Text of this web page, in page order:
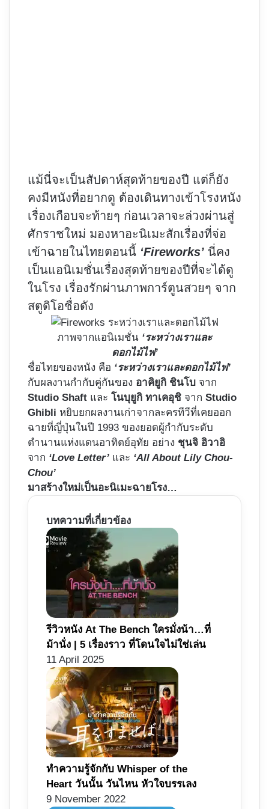
แม้นี่จะเป็นสัปดาห์สุดท้ายของปี แต่ก็ยัง
คงมีหนังที่อยากดู ต้องเดินทางเข้าโรงหนัง
เรื่องเกือบจะท้ายๆ ก่อนเวลาจะล่วงผ่านสู่
ศักราชใหม่ มองหาอะนิเมะสักเรื่องที่จ่อ
เข้าฉายในไทยตอนนี้ ‘Fireworks’ นี่คง
เป็นแอนิเมชั่นเรื่องสุดท้ายของปีที่จะได้ดู
ในโรง เรื่องรักผ่านภาพการ์ตูนสวยๆ จาก
สตูดิโอชื่อดัง
ภาพจากแอนิเมชั่น ‘ระหว่างเราและ
ดอกไม้ไฟ’
ชื่อไทยของหนัง คือ ‘ระหว่างเราและดอกไม้ไฟ’
กับผลงานกำกับคู่กันของ อาคิยูกิ ชินโบ จาก
Studio Shaft และ โนบุยูกิ ทาเคอุชิ จาก Studio
Ghibli หยิบยกผลงานเก่าจากละครทีวีที่เคยออก
ฉายที่ญี่ปุ่นในปี 1993 ของยอดผู้กำกับระดับ
ตำนานแห่งแดนอาทิตย์อุทัย อย่าง ชุนจิ อิวาอิ
จาก ‘Love Letter’ และ ‘All About Lily Chou-
Chou’
มาสร้างใหม่เป็นอะนิเมะฉายโรง…
บทความที่เกี่ยวข้อง
รีวิวหนัง At The Bench ใครมั่งน้า…ที่
ม้านั่ง | 5 เรื่องราว ที่โดนใจไม่ใช่เล่น
11 April 2025
ทำความรู้จักกับ Whisper of the
Heart วันนั้น วันไหน หัวใจบรรเลง
9 November 2022